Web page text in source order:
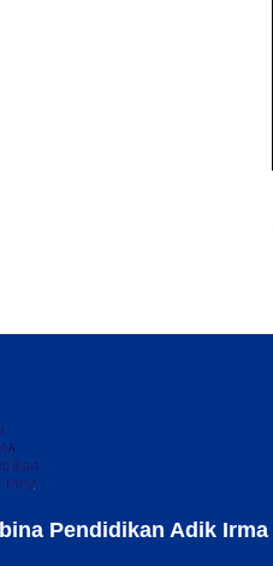
Pendidikan Adik Irma